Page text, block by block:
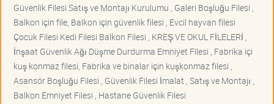
Güvenlik Filesi Satış ve Montajı Kurulumu , Galeri Boşluğu Filesi ,
Balkon için file, Balkon için güvenlik filesi , Evcil hayvan filesi
Çocuk Filesi Kedi Filesi Balkon Filesi , KREŞ VE OKUL FİLELERİ ,
İnşaat Güvenlik Ağı Düşme Durdurma Emniyet Filesi , Fabrika içi
kuş konmaz filesi, Fabrika ve binalar için kuşkonmaz filesi ,
Asansör Boşluğu Filesi , Güvenlik Filesi İmalat , Satış ve Montajı ,
Balkon Emniyet Filesi , Hastane Güvenlik Filesi